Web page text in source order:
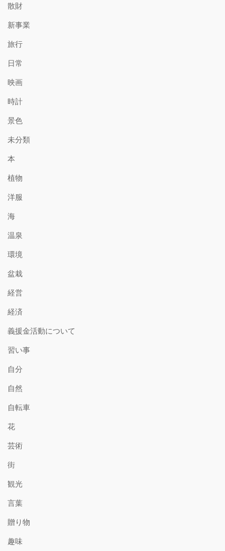
散財
新事業
旅行
日常
映画
時計
景色
未分類
本
植物
洋服
海
温泉
環境
盆栽
経営
経済
義援金活動について
習い事
自分
自然
自転車
花
芸術
街
観光
言葉
贈り物
趣味